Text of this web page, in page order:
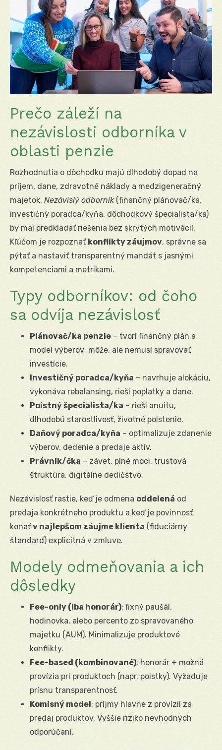
Prečo záleží na
nezávislosti odborníka v
oblasti penzie
Rozhodnutia o dôchodku majú dlhodobý dopad na
príjem, dane, zdravotné náklady a medzigeneračný
majetok. Nezávislý odborník(finančný plánovač/ka,
investičný poradca/kyňa, dôchodkový špecialista/ka)
by mal predkladať riešenia bez skrytých motivácií.
Kľúčom je rozpoznať konflikty záujmov, správne sa
pýtať a nastaviť transparentný mandát s jasnými
kompetenciami a metrikami.
Typy odborníkov: od čoho
sa odvíja nezávislosť
Plánovač/ka penzie – tvorí finančný plán a
model výberov; môže, ale nemusí spravovať
investície.
Investičný poradca/kyňa – navrhuje alokáciu,
vykonáva rebalansing, rieši poplatky a dane.
Poistný špecialista/ka – rieši anuitu,
dlhodobú starostlivosť, životné poistenie.
Daňový poradca/kyňa – optimalizuje zdanenie
výberov, dedenie a predaje aktív.
Právnik/čka – závet, plné moci, trustová
štruktúra, digitálne dedičstvo.
Nezávislosť rastie, keď je odmena oddelená od
predaja konkrétneho produktu a keď je povinnosť
konaťv najlepšom záujme klienta (fiduciárny
štandard) explicitná v zmluve.
Modely odmeňovania a ich
dôsledky
Fee-only (iba honorár): fixný paušál,
hodinovka, alebo percento zo spravovaného
majetku (AUM). Minimalizuje produktové
konflikty.
Fee-based (kombinované): honorár + možná
provízia pri produktoch (napr. poistky). Vyžaduje
prísnu transparentnosť.
Komisný model: príjmy hlavne z provízií za
predaj produktov. Vyššie riziko nevhodných
odporúčaní.